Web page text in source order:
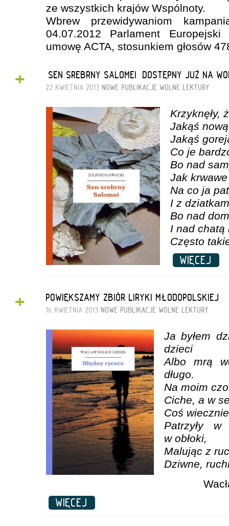
ze wszystkich krajów Wspólnoty.
Wbrew przewidywaniom
04.07.2012 Parlament Europejski
umowę ACTA, stosunkiem głosów
+ „SEN SREBRNY SALOMEI” DOSTĘPNY JUŻ NA
22 KWIETNIA 2013 NOWE PUBLIKACJE WOLNE LEKTURY
Krzyknęły,
Jakąś
Jakąś
Co je
Bo nad
Jak
Na co ja
I z
Bo nad
I nad chatą
Często
WIĘCEJ
+ POWIĘKSZAMY ZBIÓR LIRYKI MŁODOPOLSKIEJ
16 KWIETNIA 2013 NOWE PUBLIKACJE WOLNE LEKTURY
Ja byłem
dzieci
Albo mrą
długo.
Na moim
Ciche, a w
Coś
Patrzyły
w obłoki,
Malując z
Dziwne,
WIĘCEJ